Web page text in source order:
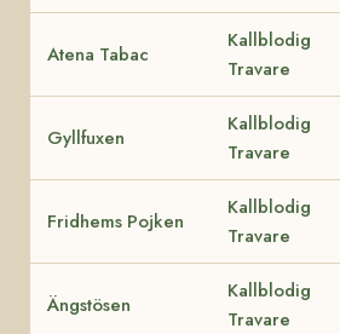
Atena Tabac
Kallblodig
Travare
Gyllfuxen
Kallblodig
Travare
Fridhems Pojken
Kallblodig
Travare
Ängstösen
Kallblodig
Travare